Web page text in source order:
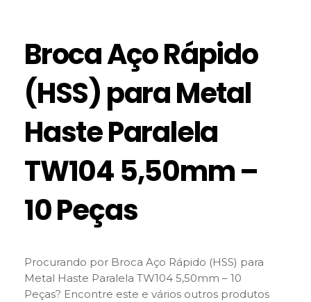
Broca Aço Rápido
(HSS) para Metal
Haste Paralela
TW104 5,50mm –
10 Peças
Procurando por Broca Aço Rápido (HSS) para
Metal Haste Paralela TW104 5,50mm – 10
Peças? Encontre este e vários outros produtos